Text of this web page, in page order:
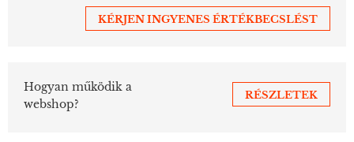
KÉRJEN INGYENES ÉRTÉKBECSLÉST
Hogyan működik a
webshop?
RÉSZLETEK